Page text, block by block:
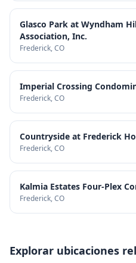
Glasco Park at Wyndham
Association, Inc.
Frederick, CO
Imperial Crossing
Frederick, CO
Countryside at Frederick
Frederick, CO
Kalmia Estates Four-Plex
Frederick, CO
Explorar ubicaciones